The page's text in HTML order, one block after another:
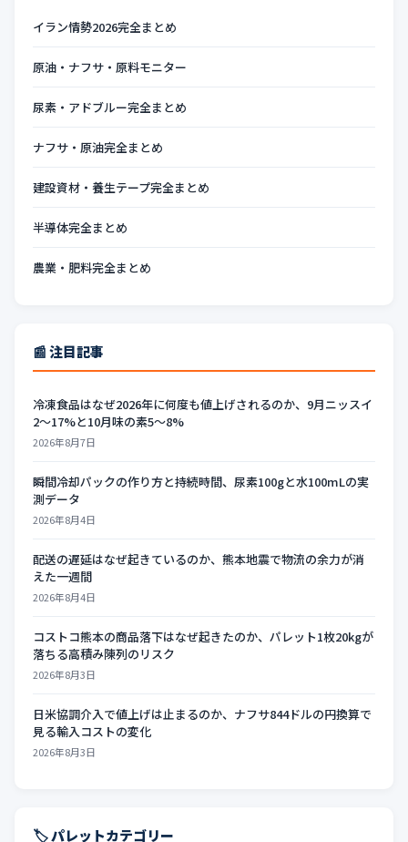
イラン情勢2026完全まとめ
原油・ナフサ・原料モニター
尿素・アドブルー完全まとめ
ナフサ・原油完全まとめ
建設資材・養生テープ完全まとめ
半導体完全まとめ
農業・肥料完全まとめ
📰 注目記事
冷凍食品はなぜ2026年に何度も値上げされるのか、9月ニッスイ
2〜17%と10月味の素5〜8%
2026年8月7日
瞬間冷却パックの作り方と持続時間、尿素100gと水100mLの実
測データ
2026年8月4日
配送の遅延はなぜ起きているのか、熊本地震で物流の余力が消
えた一週間
2026年8月4日
コストコ熊本の商品落下はなぜ起きたのか、パレット1枚20kgが
落ちる高積み陳列のリスク
2026年8月3日
日米協調介入で値上げは止まるのか、ナフサ844ドルの円換算で
見る輸入コストの変化
2026年8月3日
🏷️ パレットカテゴリー